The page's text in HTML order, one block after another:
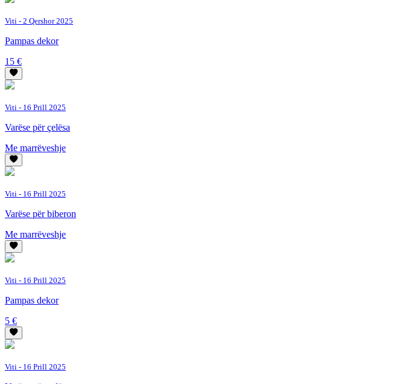
Viti - 2 Qershor 2025
Pampas dekor
15 €
Viti - 16 Prill 2025
Varëse për çelësa
Me marrëveshje
Viti - 16 Prill 2025
Varëse për biberon
Me marrëveshje
Viti - 16 Prill 2025
Pampas dekor
5 €
Viti - 16 Prill 2025